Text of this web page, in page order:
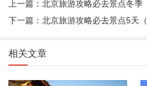
上一篇：北京旅游攻略必去景点冬季
相关文章